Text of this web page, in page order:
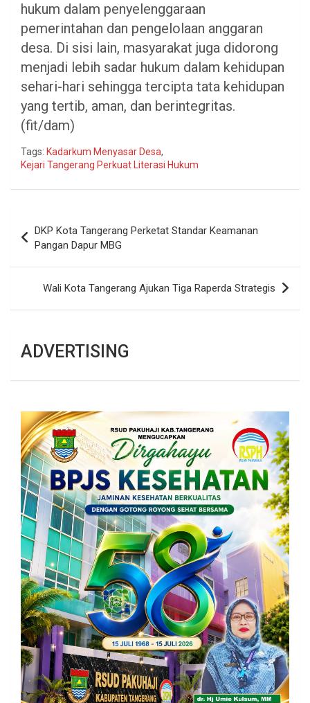
hukum dalam penyelenggaraan
pemerintahan dan pengelolaan anggaran
desa. Di sisi lain, masyarakat juga didorong
menjadi lebih sadar hukum dalam kehidupan
sehari-hari sehingga tercipta tata kehidupan
yang tertib, aman, dan berintegritas.
(fit/dam)
Tags: Kadarkum Menyasar Desa,
Kejari Tangerang Perkuat Literasi Hukum
pos
DKP Kota Tangerang Perketat Standar Keamanan
Pangan Dapur MBG
Wali Kota Tangerang Ajukan Tiga Raperda Strategis
ADVERTISING